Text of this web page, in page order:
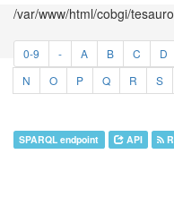
/var/www/html/cobgi/
0-9 - A B C D
N
O P Q R S
SPARQL endpoint API